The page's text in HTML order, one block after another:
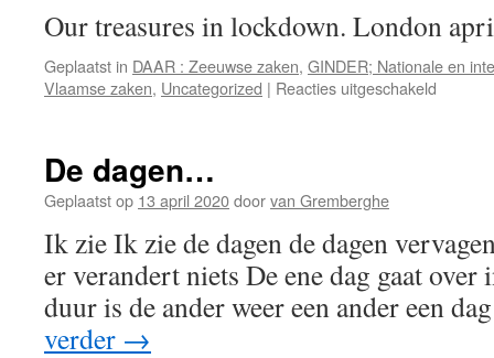
Our treasures in lockdown. London
Geplaatst in DAAR : Zeeuwse zaken, GINDER; Nationale en
Vlaamse zaken, Uncategorized | Reacties uitgeschakeld
De dagen…
Geplaatst op 13 april 2020doorvan Gremberghe
Ik zie Ik zie de dagen de dagen
er verandert niets De ene dag gaat over
duur is de ander weer een ander een
verder →